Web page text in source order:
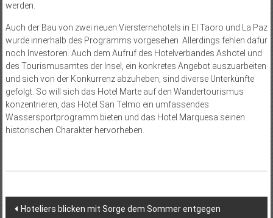
werden.
Auch der Bau von zwei neuen Viersternehotels in El Taoro und La Paz
wurde innerhalb des Programms vorgesehen. Allerdings fehlen dafür
noch Investoren. Auch dem Aufruf des Hotelverbandes Ashotel und
des Tourismusamtes der Insel, ein konkretes Angebot auszuarbeiten
und sich von der Konkurrenz abzuheben, sind diverse Unterkünfte
gefolgt. So will sich das Hotel Marte auf den Wandertourismus
konzentrieren, das Hotel San Telmo ein umfassendes
Wassersportprogramm bieten und das Hotel Marquesa seinen
historischen Charakter hervorheben.
Beitragsnavigation
Hoteliers blicken mit Sorge dem Sommer entgegen